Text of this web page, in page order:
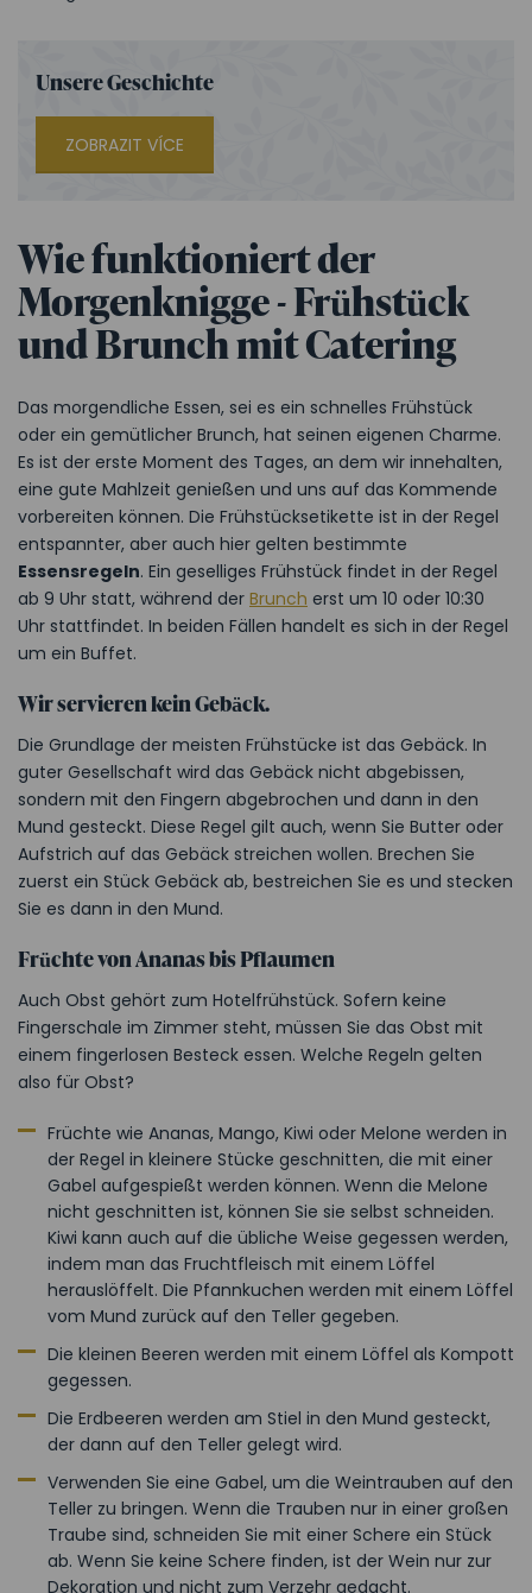
Unsere Geschichte
ZOBRAZIT VÍCE
Wie funktioniert der
Morgenknigge - Frühstück
und Brunch mit Catering
Das morgendliche Essen, sei es ein schnelles Frühstück
oder ein gemütlicher Brunch, hat seinen eigenen Charme.
Es ist der erste Moment des Tages, an dem wir innehalten,
eine gute Mahlzeit genießen und uns auf das Kommende
vorbereiten können. Die Frühstücksetikette ist in der Regel
entspannter, aber auch hier gelten bestimmte
Essensregeln. Ein geselliges Frühstück findet in der Regel
ab 9 Uhr statt, während der Brunch erst um 10 oder 10:30
Uhr stattfindet. In beiden Fällen handelt es sich in der Regel
um ein Buffet.
Wir servieren kein Gebäck.
Die Grundlage der meisten Frühstücke ist das Gebäck. In
guter Gesellschaft wird das Gebäck nicht abgebissen,
sondern mit den Fingern abgebrochen und dann in den
Mund gesteckt. Diese Regel gilt auch, wenn Sie Butter oder
Aufstrich auf das Gebäck streichen wollen. Brechen Sie
zuerst ein Stück Gebäck ab, bestreichen Sie es und stecken
Sie es dann in den Mund.
Früchte von Ananas bis Pflaumen
Auch Obst gehört zum Hotelfrühstück. Sofern keine
Fingerschale im Zimmer steht, müssen Sie das Obst mit
einem fingerlosen Besteck essen. Welche Regeln gelten
also für Obst?
Früchte wie Ananas, Mango, Kiwi oder Melone werden in
der Regel in kleinere Stücke geschnitten, die mit einer
Gabel aufgespießt werden können. Wenn die Melone
nicht geschnitten ist, können Sie sie selbst schneiden.
Kiwi kann auch auf die übliche Weise gegessen werden,
indem man das Fruchtfleisch mit einem Löffel
herauslöffelt. Die Pfannkuchen werden mit einem Löffel
vom Mund zurück auf den Teller gegeben.
Die kleinen Beeren werden mit einem Löffel als Kompott
gegessen.
Die Erdbeeren werden am Stiel in den Mund gesteckt,
der dann auf den Teller gelegt wird.
Verwenden Sie eine Gabel, um die Weintrauben auf den
Teller zu bringen. Wenn die Trauben nur in einer großen
Traube sind, schneiden Sie mit einer Schere ein Stück
ab. Wenn Sie keine Schere finden, ist der Wein nur zur
Dekoration und nicht zum Verzehr gedacht.